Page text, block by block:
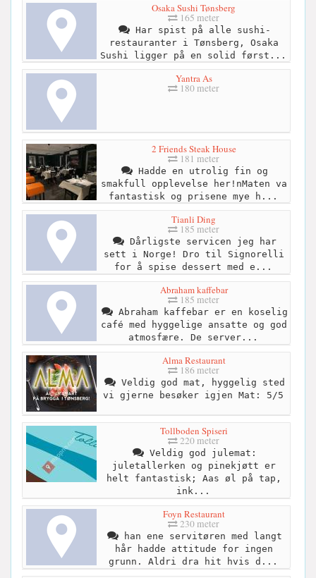
Osaka Sushi Tønsberg
165 meter
Har spist på alle sushi-
restauranter i Tønsberg, Osaka
Sushi ligger på en solid først...
Yantra As
180 meter
2 Friends Steak House
181 meter
Hadde en utrolig fin og
smakfull opplevelse her!nMaten va
fantastisk og prisene mye h...
Tianli Ding
185 meter
Dårligste servicen jeg har
sett i Norge! Dro til Signorelli
for å spise dessert med e...
Abraham kaffebar
185 meter
Abraham kaffebar er en koselig
café med hyggelige ansatte og god
atmosfære. De server...
Alma Restaurant
186 meter
Veldig god mat, hyggelig sted
vi gjerne besøker igjen Mat: 5/5
Tollboden Spiseri
220 meter
Veldig god julemat:
juletallerken og pinekjøtt er
helt fantastisk; Aas øl på tap,
ink...
Foyn Restaurant
230 meter
han ene servitøren med langt
hår hadde attitude for ingen
grunn. Aldri dra hit hvis d...